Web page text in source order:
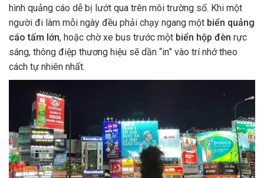
hình quảng cáo dễ bị lướt qua trên môi trường số. Khi một
người đi làm mỗi ngày đều phải chạy ngang một biển quảng
cáo tấm lớn, hoặc chờ xe bus trước một biển hộp đèn rực
sáng, thông điệp thương hiệu sẽ dần “in” vào trí nhớ theo
cách tự nhiên nhất.